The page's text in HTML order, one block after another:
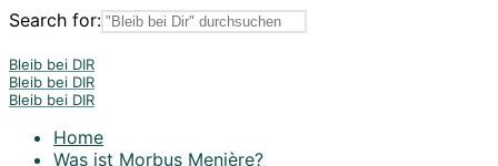
Search for:
Bleib bei DIR
Bleib bei DIR
Bleib bei DIR
Home
Was ist Morbus Menière?